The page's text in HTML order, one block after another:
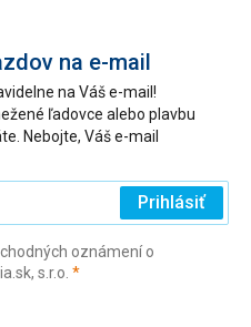
na e-mail
na Váš e-mail!
ľadovce alebo plavbu
Nebojte, Váš e-mail
Prihlásiť
oznámení o
s.r.o. *(povinné)